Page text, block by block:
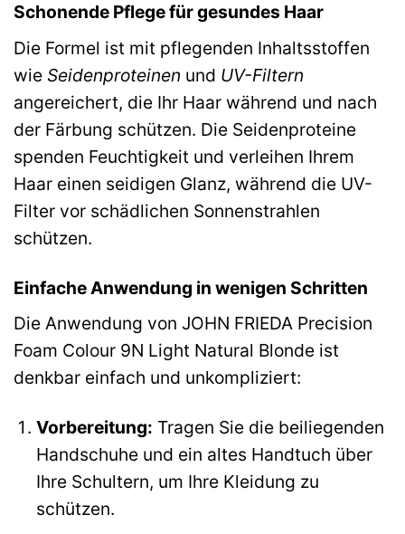
Schonende Pflege für gesundes Haar
Die Formel ist mit pflegenden Inhaltsstoffen
wie Seidenproteinen und UV-Filtern
angereichert, die Ihr Haar während und nach
der Färbung schützen. Die Seidenproteine
spenden Feuchtigkeit und verleihen Ihrem
Haar einen seidigen Glanz, während die UV-
Filter vor schädlichen Sonnenstrahlen
schützen.
Einfache Anwendung in wenigen Schritten
Die Anwendung von JOHN FRIEDA Precision
Foam Colour 9N Light Natural Blonde ist
denkbar einfach und unkompliziert:
Vorbereitung: Tragen Sie die beiliegenden
Handschuhe und ein altes Handtuch über
Ihre Schultern, um Ihre Kleidung zu
schützen.